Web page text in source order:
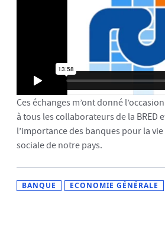
Ces échanges m’ont donné
à tous les collaborateurs de la BRED
l’importance des banques pour la
sociale de notre pays.
BANQUE ECONOMIE GÉNÉRALE